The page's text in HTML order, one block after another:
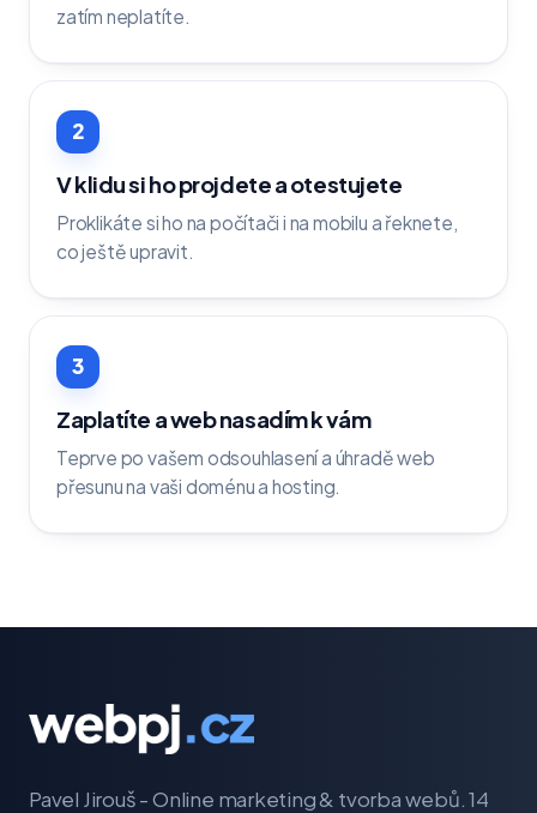
zatím neplatíte.
2
V klidu si ho projdete a otestujete
Proklikáte si ho na počítači i na mobilu a řeknete,
co ještě upravit.
3
Zaplatíte a web nasadím k vám
Teprve po vašem odsouhlasení a úhradě web
přesunu na vaši doménu a hosting.
Pavel Jirouš - Online marketing & tvorba webů. 14